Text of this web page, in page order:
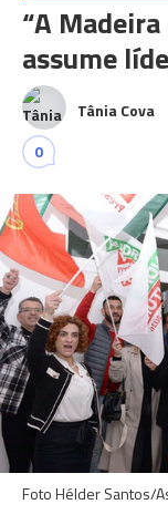
“A
assume
Tânia Cova
0
Foto Hélder Santos/